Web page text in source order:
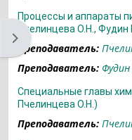
Открыть боковую панель
Процессы и аппараты
Пчелинцева О.Н., Фудин
Преподаватель:
Преподаватель:
Специальные главы
Пчелинцева О.Н.)
Преподаватель: